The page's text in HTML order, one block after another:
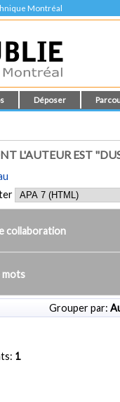
Montréal
Déposer
L'AUTEUR EST
collaboration
mots
Grouper par:
1